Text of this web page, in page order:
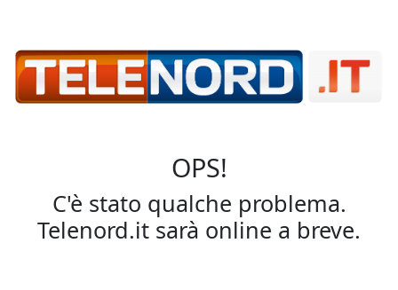
OPS!
C'è stato qualche problema.
Telenord.it sarà online a breve.